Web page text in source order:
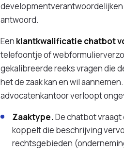
antwoord.
Een klantkwalificatie chatbot
telefoontje of
gekalibreerde reeks vragen die
het de zaak kan en wil
advocatenkantoor verloopt
Zaaktype.De chatbot
koppelt die beschrijving
rechtsgebieden